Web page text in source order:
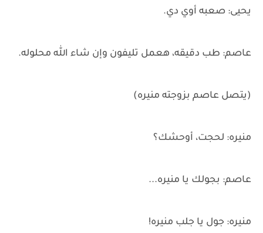
يحيى: صعبه أوي دي.
عاصم: طب دقيقه، هعمل تليفون وإن شاء الله محلوله.
(يتصل عاصم بزوجته منيره)
منيره: لحجت، أوحشك؟
عاصم: بجولك يا منيره...
منيره: جول يا جلب منيره!